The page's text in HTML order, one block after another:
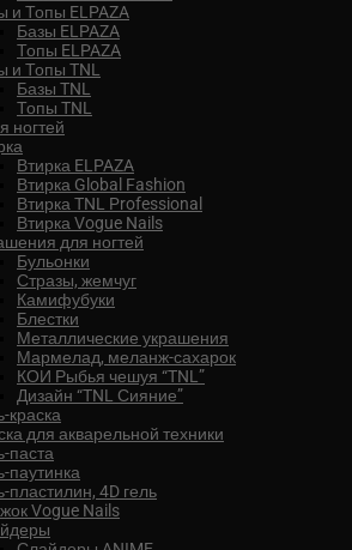
и Топы ELPAZA
Базы ELPAZA
Топы ELPAZA
и Топы TNL
Базы TNL
Топы TNL
ногтей
Втирка ELPAZA
Втирка Global Fashion
Втирка TNL Professional
Втирка Vogue Nails
для ногтей
Бульонки
Стразы, жемчуг
Камифубуки
Блестки
Металлические украшения
Мармелад, меланж-сахарок
КОИ Рыбья чешуя “TNL”
Дизайн “TNL Сияние”
краска
для акварельной техники
паста
паутинка
пластилин, 4D гель
Vogue Nails